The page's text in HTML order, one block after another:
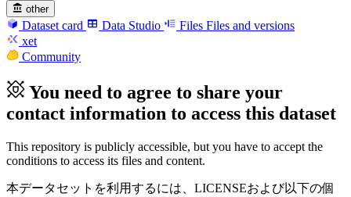
other
Dataset card Data Studio Files Files and versions
xet
Community
You need to agree to share your
contact information to access this dataset
This repository is publicly accessible, but you have to accept the
conditions to access its files and content.
本データセットを利用するには、LICENSEおよび以下の個